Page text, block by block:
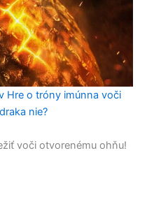
Hre o tróny imúnna voči
nie?
voči otvorenému ohňu!